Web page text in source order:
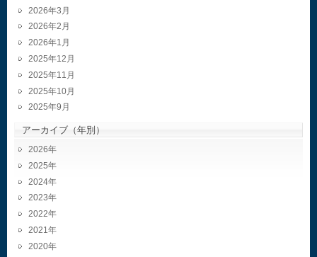
2026年3月
2026年2月
2026年1月
2025年12月
2025年11月
2025年10月
2025年9月
アーカイブ（年別）
2026
2025
2024
2023
2022
2021
2020